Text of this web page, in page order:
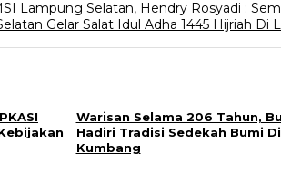
Lampung Selatan, Hendry Rosyadi :
Gelar Salat Idul Adha 1445 Hijriah Di
Warisan Selama 206 Tahun,
Hadiri Tradisi Sedekah Bumi
Kumbang